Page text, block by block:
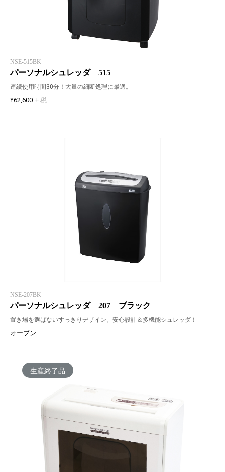
NSE-515BK
パーソナルシュレッダ 515
連続使用時間30分！大量の細断処理に最適。
¥62,600 + 税
NSE-207BK
パーソナルシュレッダ 207 ブラック
置き場を選ばないすっきりデザイン。安心設計＆多機能シュレッダ！
オープン
生産終了品